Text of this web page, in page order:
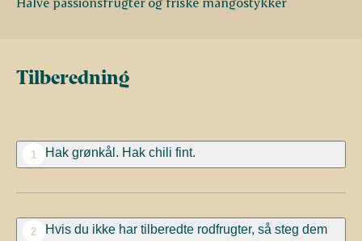
Tilberedning
1 Hak grønkål. Hak chili fint.
2
Hvis du ikke har tilberedte rodfrugter, så steg dem